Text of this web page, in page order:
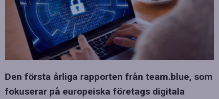
Den första årliga rapporten från team.blue, som
fokuserar på europeiska företags digitala